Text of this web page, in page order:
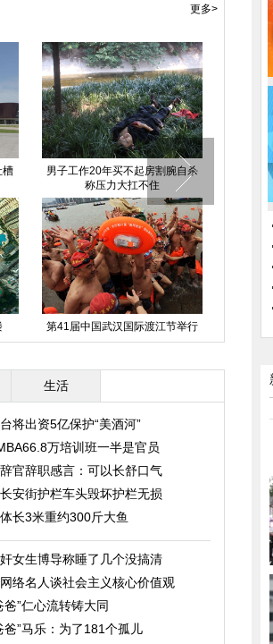
更多>
青奥志愿者首次集体着装亮相
称或为小青橙?
云南隧道坍塌被困14人生命安全
人情况不明
买不起房割腕自杀
汉国际渡江节举行
生活
将出资5亿保护“美酒河”
万培训班一半是官员
官辞职感言：可以长舒口气
安街护栏车头毁坏护栏无损
长3米重约300斤大鱼
女生博导称睡了几个没搞清
络名人谈社会主义核心价值观
爸”仁心流转铸大同
爸”马乐：为了181个孤儿